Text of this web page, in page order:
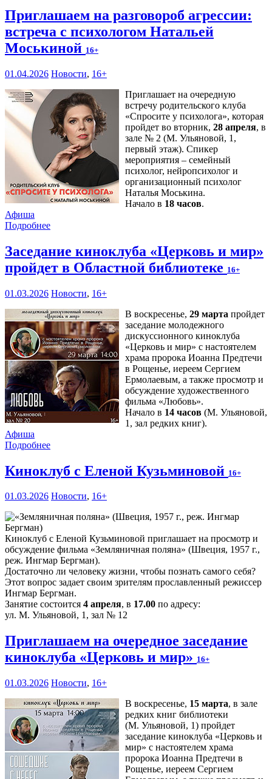
Приглашаем на разговороб агрессии:
встреча с психологом Натальей
Моськиной 16+
01.04.2026 Новости, 16+
Приглашает на очередную
встречу родительского клуба
«Спросите у психолога», которая
пройдет во вторник, 28 апреля, в
зале № 2 (М. Ульяновой, 1,
первый этаж). Спикер
мероприятия – семейный
психолог, нейропсихолог и
организационный психолог
Наталья Моськина.
Начало в 18 часов.
Афиша
Подробнее
Заседание киноклуба «Церковь и мир»
пройдет в Областной библиотеке 16+
01.03.2026 Новости, 16+
В воскресенье, 29 марта пройдет
заседание молодежного
дискуссионного киноклуба
«Церковь и мир» с настоятелем
храма пророка Иоанна Предтечи
в Рощенье, иереем Сергием
Ермолаевым, а также просмотр и
обсуждение художественного
фильма «Любовь».
Начало в 14 часов (М. Ульяновой,
1, зал редких книг).
Афиша
Подробнее
Киноклуб с Еленой Кузьминовой 16+
01.03.2026 Новости, 16+
Киноклуб с Еленой Кузьминовой приглашает на просмотр и
обсуждение фильма «Земляничная поляна» (Швеция, 1957 г.,
реж. Ингмар Бергман).
Достаточно ли человеку жизни, чтобы познать самого себя?
Этот вопрос задает своим зрителям прославленный режиссер
Ингмар Бергман.
Занятие состоится 4 апреля, в 17.00 по адресу:
ул. М. Ульяновой, 1, зал № 12
Приглашаем на очередное заседание
киноклуба «Церковь и мир» 16+
01.03.2026 Новости, 16+
В воскресенье, 15 марта, в зале
редких книг библиотеки
(М. Ульяновой, 1) пройдет
заседание киноклуба «Церковь и
мир» с настоятелем храма
пророка Иоанна Предтечи в
Рощенье, иереем Сергием